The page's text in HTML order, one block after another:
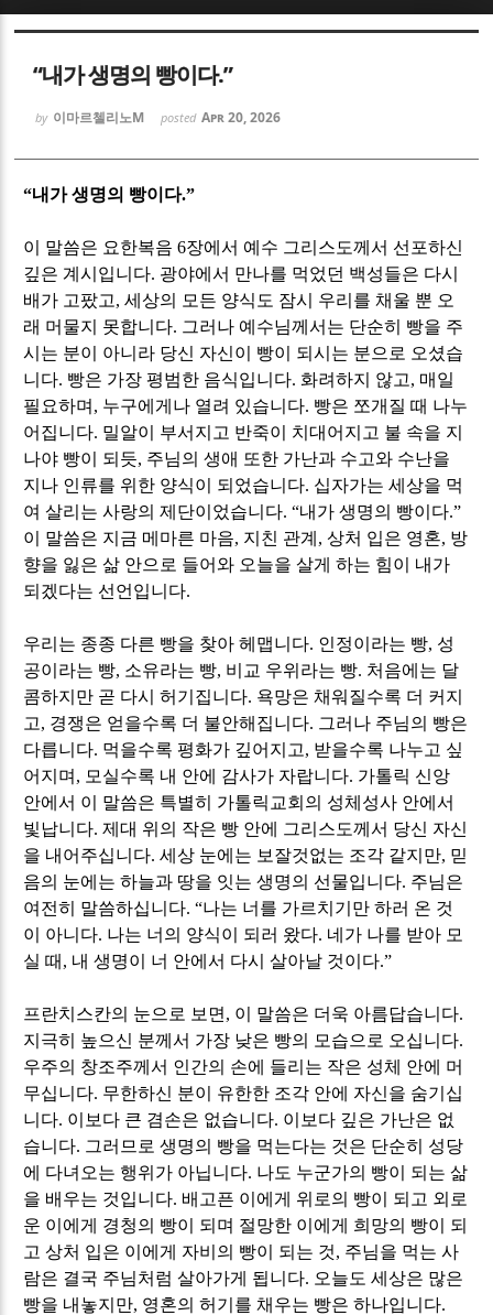
“내가 생명의 빵이다.”
by 이마르첼리노M posted Apr 20, 2026
“내가 생명의 빵이다.”
이 말씀은 요한복음6장에서 예수 그리스도께서 선포하신
깊은 계시입니다. 광야에서 만나를 먹었던 백성들은 다시
배가 고팠고,세상의 모든 양식도 잠시 우리를 채울 뿐 오
래 머물지 못합니다. 그러나 예수님께서는 단순히 빵을 주
시는 분이 아니라 당신 자신이 빵이 되시는 분으로 오셨습
니다. 빵은 가장 평범한 음식입니다. 화려하지 않고, 매일
필요하며 , 누구에게나 열려 있습니다. 빵은 쪼개질 때 나누
어집니다. 밀알이 부서지고 반죽이 치대어지고 불 속을 지
나야 빵이 되듯, 주님의 생애 또한 가난과 수고와 수난을
지나 인류를 위한 양식이 되었습니다. 십자가는 세상을 먹
여 살리는 사랑의 제단이었습니다. “내가 생명의 빵이다.”
이 말씀은 지금 메마른 마음, 지친 관계 ,상처 입은 영혼, 방
향을 잃은 삶 안으로 들어와 오늘을 살게 하는 힘이 내가
되겠다는 선언입니다.
우리는 종종 다른 빵을 찾아 헤맵니다. 인정이라는 빵, 성
공이라는 빵, 소유라는 빵, 비교 우위라는 빵. 처음에는 달
콤하지만 곧 다시 허기집니다. 욕망은 채워질수록 더 커지
고, 경쟁은 얻을수록 더 불안해집니다. 그러나 주님의 빵은
다릅니다. 먹을수록 평화가 깊어지고, 받을수록 나누고 싶
어지며 , 모실수록 내 안에 감사가 자랍니다. 가톨릭 신앙
안에서 이 말씀은 특별히 가톨릭교회의 성체성사 안에서
빛납니다.제대 위의 작은 빵 안에 그리스도께서 당신 자신
을 내어주십니다.세상 눈에는 보잘것없는 조각 같지만, 믿
음의 눈에는 하늘과 땅을 잇는 생명의 선물입니다. 주님은
여전히 말씀하십니다. “나는 너를 가르치기만 하러 온 것
이 아니다. 나는 너의 양식이 되러 왔다. 네가 나를 받아 모
실 때 , 내 생명이 너 안에서 다시 살아날 것이다.”
프란치스칸의 눈으로 보면 , 이 말씀은 더욱 아름답습니다.
지극히 높으신 분께서 가장 낮은 빵의 모습으로 오십니다.
우주의 창조주께서 인간의 손에 들리는 작은 성체 안에 머
무십니다. 무한하신 분이 유한한 조각 안에 자신을 숨기십
니다. 이보다 큰 겸손은 없습니다. 이보다 깊은 가난은 없
습니다. 그러므로 생명의 빵을 먹는다는 것은 단순히 성당
에 다녀오는 행위가 아닙니다. 나도 누군가의 빵이 되는 삶
을 배우는 것입니다. 배고픈 이에게 위로의 빵이 되고 외로
운 이에게 경청의 빵이 되며 절망한 이에게 희망의 빵이 되
고 상처 입은 이에게 자비의 빵이 되는 것, 주님을 먹는 사
람은 결국 주님처럼 살아가게 됩니다. 오늘도 세상은 많은
빵을 내놓지만, 영혼의 허기를 채우는 빵은 하나입니다.
Sketchbook5, 스케치북5
Sketchbook5, 스케치북5
Sketchbook5, 스케치북5
Sketchbook5, 스케치북5